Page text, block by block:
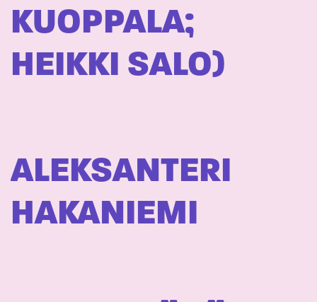
KUOPPALA;
HEIKKI SALO)
ALEKSANTERI
HAKANIEMI